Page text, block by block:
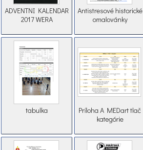
ADVENTNI KALENDAR
2017 WERA
Antistresové historické
omalovánky
tabulka
Príloha A MEDart tlač
kategórie